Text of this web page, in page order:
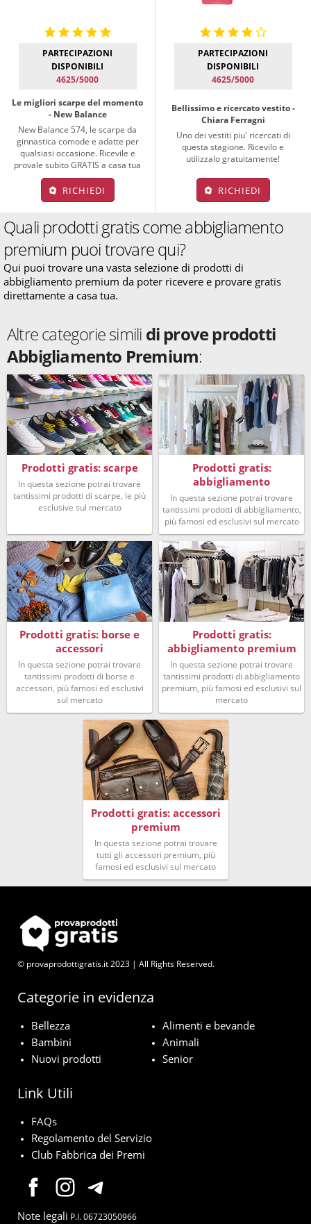
PARTECIPAZIONI
DISPONIBILI
4625/5000
Le migliori scarpe del momento
- New Balance
New Balance 574, le scarpe da
ginnastica comode e adatte per
qualsiasi occasione. Ricevile e
provale subito GRATIS a casa tua
RICHIEDI
PARTECIPAZIONI
DISPONIBILI
4625/5000
Bellissimo e ricercato vestito -
Chiara Ferragni
Uno dei vestiti piu' ricercati di
questa stagione. Ricevilo e
utilizzalo gratuitamente!
RICHIEDI
Quali prodotti gratis come abbigliamento
premium puoi trovare qui?
Qui puoi trovare una vasta selezione di prodotti di
abbigliamento premium da poter ricevere e provare gratis
direttamente a casa tua.
Altre categorie simili di prove prodotti
Abbigliamento Premium:
Prodotti gratis: scarpe
In questa sezione potrai trovare
tantissimi prodotti di scarpe, le più
esclusive sul mercato
Prodotti gratis:
abbigliamento
In questa sezione potrai trovare
tantissimi prodotti di abbigliamento,
più famosi ed esclusivi sul mercato
Prodotti gratis: borse e
accessori
In questa sezione potrai trovare
tantissimi prodotti di borse e
accessori, più famosi ed esclusivi
sul mercato
Prodotti gratis:
abbigliamento premium
In questa sezione potrai trovare
tantissimi prodotti di abbigliamento
premium, più famosi ed esclusivi sul
mercato
Prodotti gratis: accessori
premium
In questa sezione potrai trovare
tutti gli accessori premium, più
famosi ed esclusivi sul mercato
© provaprodottigratis.it 2023 | All Rights Reserved.
Categorie in evidenza
Bellezza
Alimenti e bevande
Bambini
Animali
Nuovi prodotti
Senior
Link Utili
FAQs
Regolamento del Servizio
Club Fabbrica dei Premi
Note legali P.I. 06723050966